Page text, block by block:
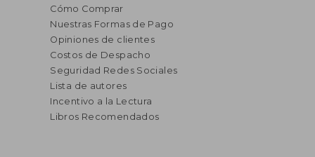
Cómo Comprar
Nuestras Formas de Pago
Opiniones de clientes
Costos de Despacho
Seguridad Redes Sociales
Lista de autores
Incentivo a la Lectura
Libros Recomendados